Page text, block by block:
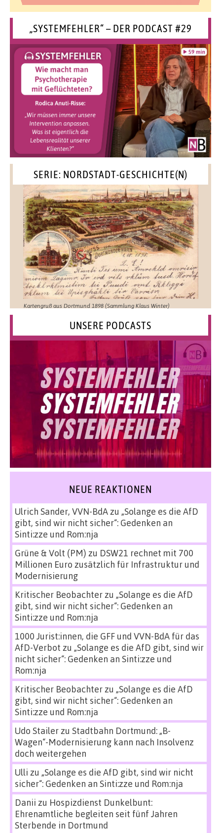
„SYSTEMFEHLER“ – DER PODCAST #29
SERIE: NORDSTADT-GESCHICHTE(N)
Kartengruß aus Dortmund 1898 (Sammlung Klaus Winter)
UNSERE PODCASTS
NEUE REAKTIONEN
Ulrich Sander, VVN-BdAzu „Solange es die AfD
gibt, sind wir nicht sicher“: Gedenken an
Sinti:zze und Rom:nja
Grüne & Volt (PM) zu DSW21 rechnet mit 700
Millionen Euro zusätzlich für Infrastruktur und
Modernisierung
Kritischer Beobachterzu „Solange es die AfD
gibt, sind wir nicht sicher“: Gedenken an
Sinti:zze und Rom:nja
1000 Jurist:innen, die GFF und VVN-BdA für das
AfD-Verbot zu „Solange es die AfD gibt, sind wir
nicht sicher“: Gedenken an Sinti:zze und
Rom:nja
Kritischer Beobachterzu „Solange es die AfD
gibt, sind wir nicht sicher“: Gedenken an
Sinti:zze und Rom:nja
Udo Stailerzu Stadtbahn Dortmund: „B-
Wagen“-Modernisierung kann nach Insolvenz
doch weitergehen
Ulli zu „Solange es die AfD gibt, sind wir nicht
sicher“: Gedenken an Sinti:zze und Rom:nja
Danii zu Hospizdienst Dunkelbunt:
Ehrenamtliche begleiten seit fünf Jahren
Sterbende in Dortmund